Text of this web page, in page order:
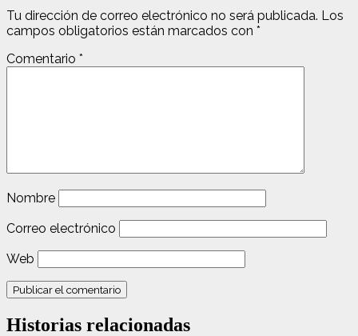
Tu dirección de correo electrónico no será publicada. Los
campos obligatorios están marcados con *
Comentario *
Nombre
Correo electrónico
Web
Historias relacionadas